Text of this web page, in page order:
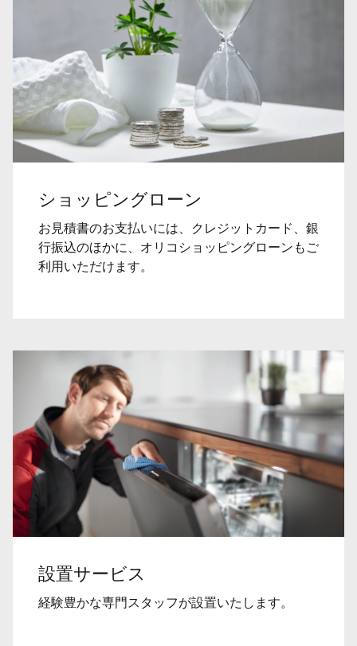
ショッピングローン
お見積書のお支払いには、クレジットカード、銀
行振込のほかに、オリコショッピングローンもご
利用いただけます。
設置サービス
経験豊かな専門スタッフが設置いたします。